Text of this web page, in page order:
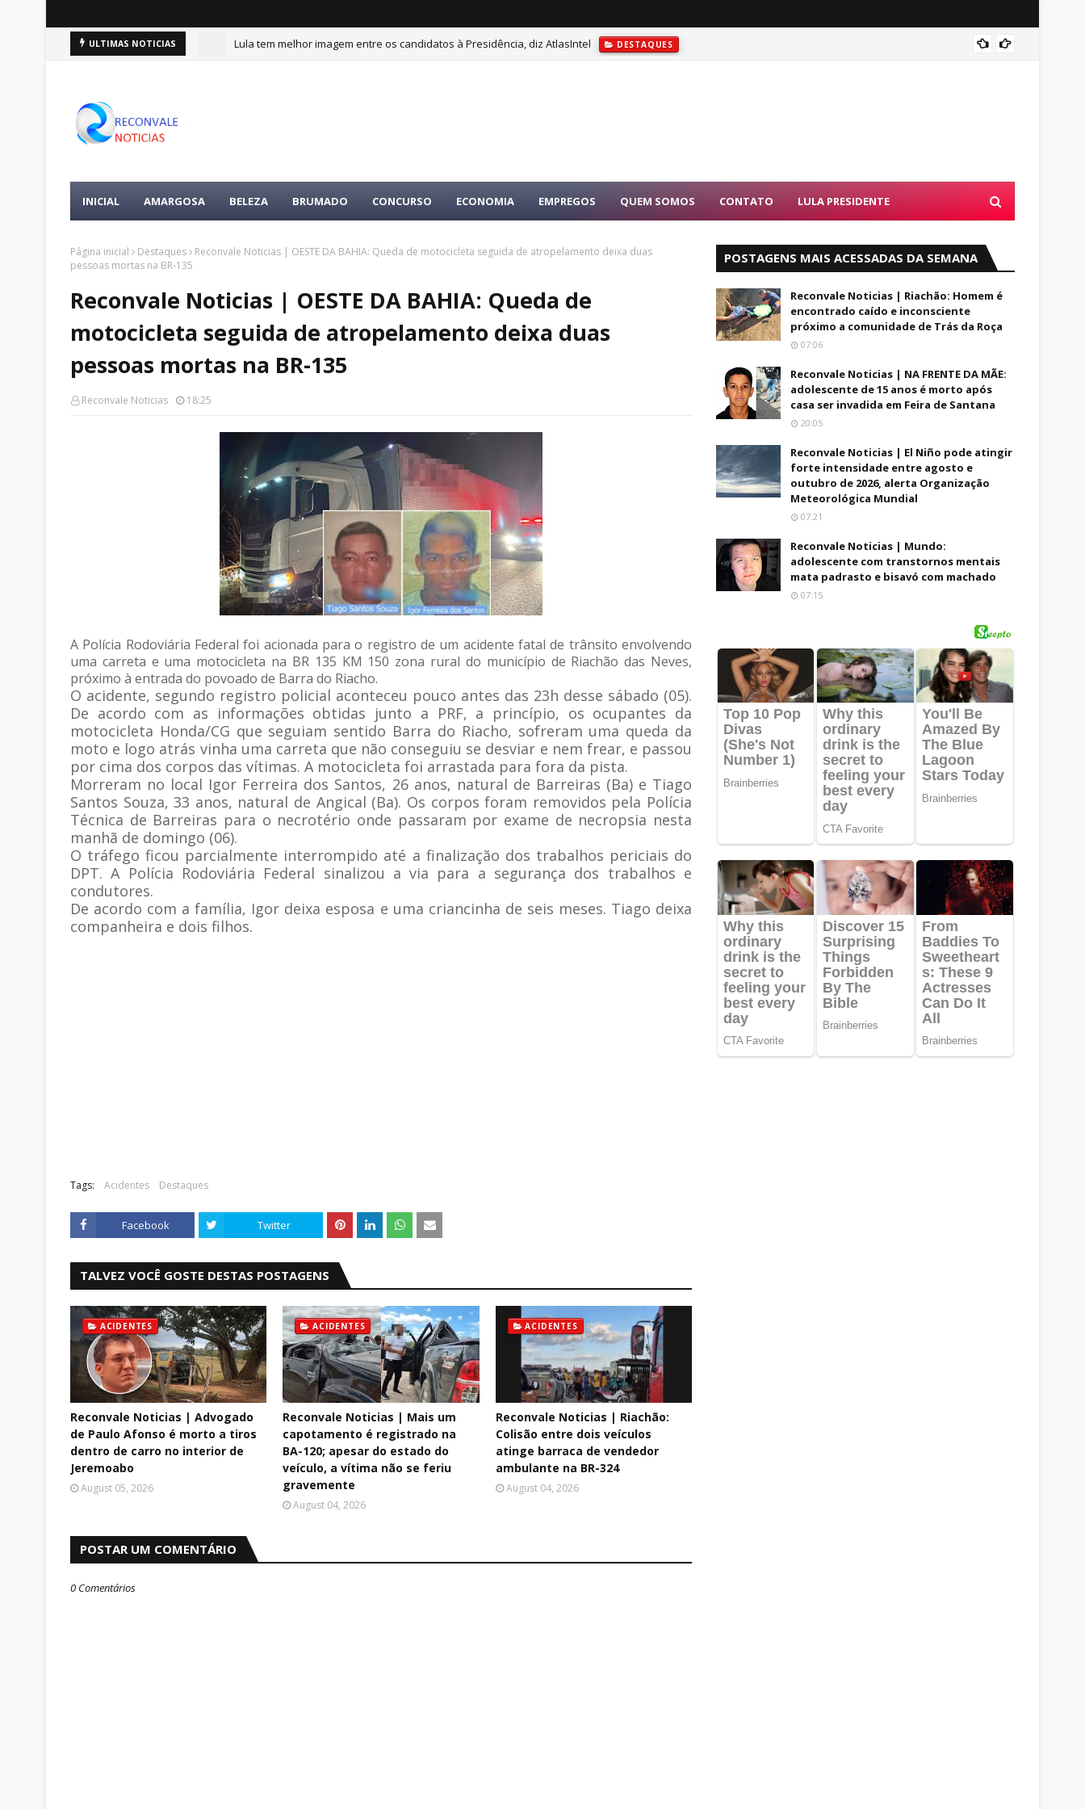
ULTIMAS NOTICIAS Lula tem melhor imagem entre os candidatos à Presidência, diz AtlasIntel DESTAQUES
INICIAL AMARGOSA BELEZA BRUMADO CONCURSO ECONOMIA EMPREGOS QUEM SOMOS CONTATO LULA PRESIDENTE
Página inicial Destaques
Reconvale Noticias | OESTE DA BAHIA: Queda de motocicleta seguida de atropelamento deixa duas
pessoas mortas na BR-135
Reconvale Noticias | OESTE DA BAHIA: Queda de
motocicleta seguida de atropelamento deixa duas
pessoas mortas na BR-135
Reconvale Noticias 18:25
A Polícia Rodoviária Federal foi acionada para o registro de um acidente fatal de trânsito envolvendo
uma carreta e uma motocicleta na BR 135 KM 150 zona rural do município de Riachão das Neves,
próximo à entrada do povoado de Barra do Riacho.
O acidente, segundo registro policial aconteceu pouco antes das 23h desse sábado (05).
De acordo com as informações obtidas junto a PRF, a princípio, os ocupantes da
motocicleta Honda/CG que seguiam sentido Barra do Riacho, sofreram uma queda da
moto e logo atrás vinha uma carreta que não conseguiu se desviar e nem frear, e passou
por cima dos corpos das vítimas. A motocicleta foi arrastada para fora da pista.
Morreram no local Igor Ferreira dos Santos, 26 anos, natural de Barreiras (Ba) e Tiago
Santos Souza, 33 anos, natural de Angical (Ba). Os corpos foram removidos pela Polícia
Técnica de Barreiras para o necrotério onde passaram por exame de necropsia nesta
manhã de domingo (06).
O tráfego ficou parcialmente interrompido até a finalização dos trabalhos periciais do
DPT. A Polícia Rodoviária Federal sinalizou a via para a segurança dos trabalhos e
condutores.
De acordo com a família, Igor deixa esposa e uma criancinha de seis meses. Tiago deixa
companheira e dois filhos.
Tags: Acidentes Destaques
Facebook Twitter
TALVEZ VOCÊ GOSTE DESTAS POSTAGENS
ACIDENTES
Reconvale Noticias | Advogado
de Paulo Afonso é morto a tiros
dentro de carro no interior de
Jeremoabo
August 05, 2026
ACIDENTES
Reconvale Noticias | Mais um
capotamento é registrado na
BA-120; apesar do estado do
veículo, a vítima não se feriu
gravemente
August 04, 2026
ACIDENTES
Reconvale Noticias | Riachão:
Colisão entre dois veículos
atinge barraca de vendedor
ambulante na BR-324
August 04, 2026
POSTAR UM COMENTÁRIO
0 Comentários
POSTAGENS MAIS ACESSADAS DA SEMANA
Reconvale Noticias | Riachão: Homem é
encontrado caído e inconsciente
próximo a comunidade de Trás da Roça
07:06
Reconvale Noticias | NA FRENTE DA MÃE:
adolescente de 15 anos é morto após
casa ser invadida em Feira de Santana
20:05
Reconvale Noticias | El Niño pode atingir
forte intensidade entre agosto e
outubro de 2026, alerta Organização
Meteorológica Mundial
07:21
Reconvale Noticias | Mundo:
adolescente com transtornos mentais
mata padrasto e bisavó com machado
07:15